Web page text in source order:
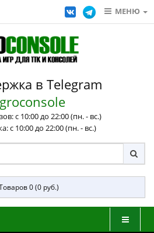
МЕНЮ
в Telegram
с 10:00 до 22:00 (пн. - вс.)
с 10:00 до 22:00 (пн. - вс.)
0 (0 руб.)